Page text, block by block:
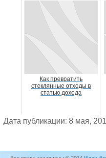
Как превратить
стеклянные отходы в
статью дохода
Дата публикации: 8 мая,